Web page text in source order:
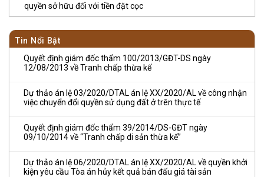
quyền sở hữu đối với tiền đặt cọc
Tin Nổi Bật
Quyết định giám đốc thẩm 100/2013/GĐT-DS ngày
12/08/2013 về Tranh chấp thừa kế
Dự thảo án lệ 03/2020/DTAL án lệ XX/2020/AL về công nhận
việc chuyển đổi quyền sử dụng đất ở trên thực tế
Quyết định giám đốc thẩm 39/2014/DS-GĐT ngày
09/10/2014 về “Tranh chấp di sản thừa kế”
Dự thảo án lệ 06/2020/DTAL án lệ XX/2020/AL về quyền khởi
kiện yêu cầu Tòa án hủy kết quả bán đấu giá tài sản